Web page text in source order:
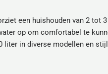
een huishouden van 2 tot
op om comfortabel te
liter in diverse modellen en